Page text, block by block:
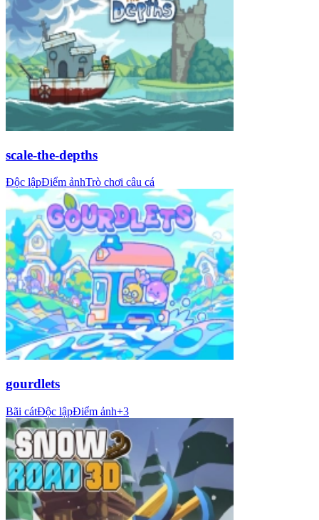
scale-the-depths
Độc lậpĐiểm ảnhTrò chơi câu cá
gourdlets
Bãi cátĐộc lậpĐiểm ảnh+3